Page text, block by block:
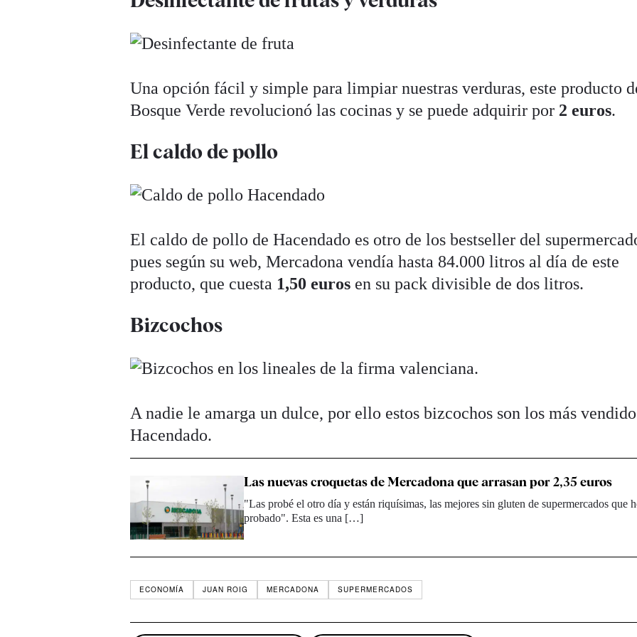
Una opción fácil y simple para limpiar nuestras verduras, este producto
Bosque Verde revolucionó las cocinas y se puede adquirir por 2 euros.
El caldo de pollo
El caldo de pollo de Hacendado es otro de los bestseller del
pues según su web, Mercadona vendía hasta 84.000 litros al día de este
producto, que cuesta 1,50 euros en su pack divisible de dos litros.
Bizcochos
A nadie le amarga un dulce, por ello estos bizcochos son los más
Hacendado.
Las nuevas croquetas de Mercadona que arrasan por 2,35 euros
"Las probé el otro día y están riquísimas, las mejores sin gluten de supermercados que
probado". Esta es una […]
ECONOMÍA JUAN ROIG MERCADONA SUPERMERCADOS